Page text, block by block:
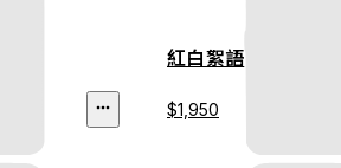
紅白絮語
$1,950